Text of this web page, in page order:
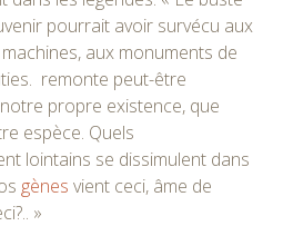
pourrait avoir survécu aux
aux monuments de
remonte peut-être
propre existence, que
espèce. Quels
lointains se dissimulent dans
gènes vient ceci, âme de
»